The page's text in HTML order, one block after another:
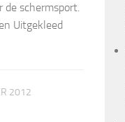
de schermsport.
Uitgekleed
2012